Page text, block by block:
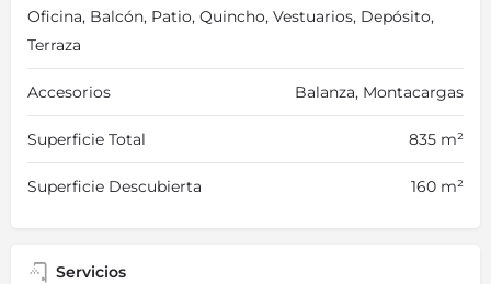
Oficina, Balcón, Patio, Quincho, Vestuarios, Depósito,
Terraza
Accesorios Balanza, Montacargas
Superficie Total 835 m²
Superficie Descubierta 160 m²
Servicios